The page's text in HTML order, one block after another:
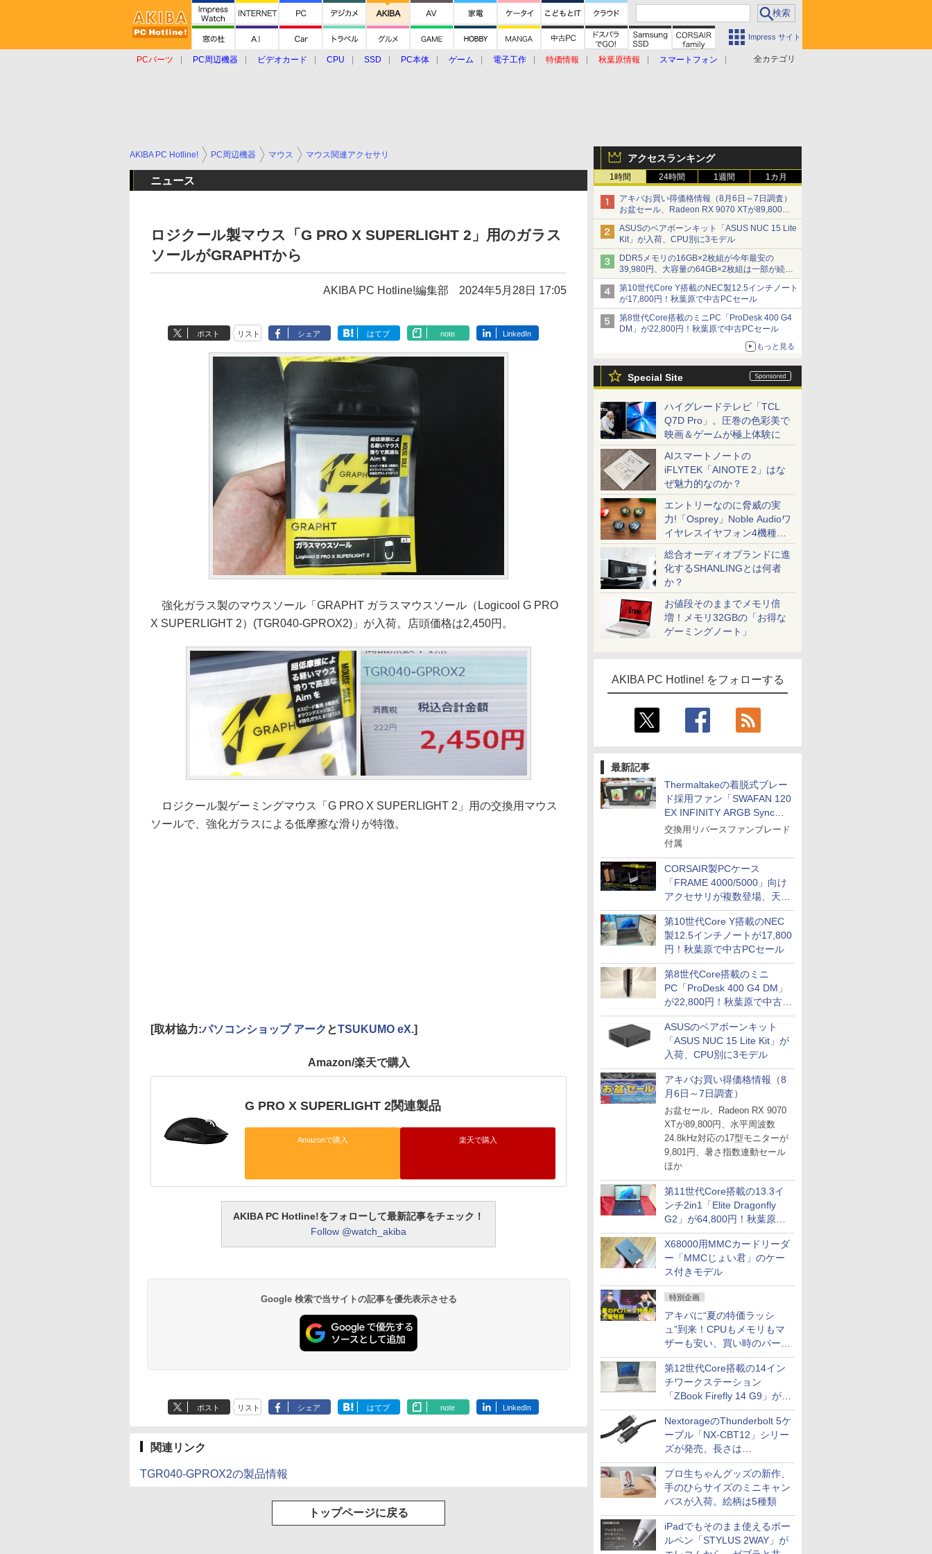
Impress サイト
全カテゴリ
PCパーツ PC周辺機器 ビデオカード CPU SSD PC本体 ゲーム 電子工作 特価情報 秋葉原情報
スマートフォン
アクセスランキング
1時間 24時間 1週間 1カ月
アキバお買い得価格情報（8月6日～7日調査）
お盆セール、Radeon RX 9070 XTが89,800
円、水平周波数24.8kHz対応の17型モニターが
9,801円、暑さ指数連動セール ほか
ASUSのベアボーンキット「ASUS NUC 15 Lite
Kit」が入荷、CPU別に3モデル
DDR5メモリの16GB×2枚組が今年最安の
39,980円、大容量の64GB×2枚組は一部が続騰
[8月前半のメモリ価格]
第10世代Core Y搭載のNEC製12.5インチノート
が17,800円！秋葉原で中古PCセール
第8世代Core搭載のミニPC「ProDesk 400 G4
DM」が22,800円！秋葉原で中古PCセール
もっと見る
Special Site
ハイグレードテレビ「TCL
Q7D Pro」。圧巻の色彩美で
映画＆ゲームが極上体験に
AIスマートノートの
iFLYTEK「AINOTE 2」はな
ぜ魅力的なのか？
エントリーなのに脅威の実
力!「Osprey」Noble Audioワ
イヤレスイヤフォン4機種を
一気に聴く
総合オーディオブランドに進
化するSHANLINGとは何者
か？
お値段そのままでメモリ倍
増！メモリ32GBの「お得な
ゲーミングノート」
AKIBA PC Hotline! をフォローする
最新記事
Thermaltakeの着脱式ブレー
ド採用ファン「SWAFAN 120
EX INFINITY ARGB Sync」
に単品パッケージ
交換用リバースファンブレード
付属
CORSAIR製PCケース
「FRAME 4000/5000」向け
アクセサリが複数登場、天然
木製パネルや背面コネクタ対
応トレイなど
第10世代Core Y搭載のNEC
製12.5インチノートが17,800
円！秋葉原で中古PCセール
第8世代Core搭載のミニ
PC「ProDesk 400 G4 DM」
が22,800円！秋葉原で中古
PCセール
ASUSのベアボーンキット
「ASUS NUC 15 Lite Kit」が
入荷、CPU別に3モデル
アキバお買い得価格情報（8
月6日～7日調査）
お盆セール、Radeon RX 9070
XTが89,800円、水平周波数
24.8kHz対応の17型モニターが
9,801円、暑さ指数連動セール
ほか
第11世代Core搭載の13.3イ
ンチ2in1「Elite Dragonfly
G2」が64,800円！秋葉原で
中古PCセール
X68000用MMCカードリーダ
ー「MMCじょい君」のケー
ス付きモデル
特別企画
アキバに“夏の特価ラッシ
ュ”到来！CPUもメモリもマ
ザーも安い、買い時のパーツ
は？【8月7日(金)22時配信】
第12世代Core搭載の14イン
チワークステーション
「ZBook Firefly 14 G9」が
79,800円！秋葉原で中古PC
セール
NextorageのThunderbolt 5ケ
ーブル「NX-CBT12」シリー
ズが発売、長さは
30cm/50cm/1mの3種類
プロ生ちゃんグッズの新作、
手のひらサイズのミニキャン
バスが入荷。絵柄は5種類
iPadでもそのまま使えるボー
ルペン「STYLUS 2WAY」が
AKIBA PC Hotline! PC周辺機器 マウス マウス関連アクセサリ
ニュース
ロジクール製マウス「G PRO X SUPERLIGHT 2」用のガラス
ソールがGRAPHTから
AKIBA PC Hotline!編集部 2024年5月28日 17:05
ポスト リスト シェア はてブ note LinkedIn
強化ガラス製のマウスソール「GRAPHT ガラスマウスソール（Logicool G PRO
X SUPERLIGHT 2）(TGR040-GPROX2)」が入荷。店頭価格は2,450円。
ロジクール製ゲーミングマウス「G PRO X SUPERLIGHT 2」用の交換用マウス
ソールで、強化ガラスによる低摩擦な滑りが特徴。
[取材協力:パソコンショップ アーク とTSUKUMO eX.]
Amazon/楽天で購入
G PRO X SUPERLIGHT 2関連製品
Amazonで購入 楽天で購入
AKIBA PC Hotline!をフォローして最新記事をチェック！
Follow @watch_akiba
Google 検索で当サイトの記事を優先表示させる
ポスト リスト シェア はてブ note LinkedIn
関連リンク
TGR040-GPROX2の製品情報
トップページに戻る